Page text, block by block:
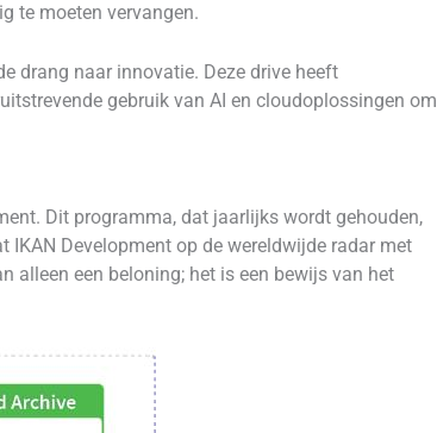
te moeten vervangen.
drang naar innovatie. Deze drive heeft
gebruik van AI en cloudoplossingen om
Dit programma, dat jaarlijks wordt gehouden,
Development op de wereldwijde radar met
alleen een beloning; het is een bewijs van het